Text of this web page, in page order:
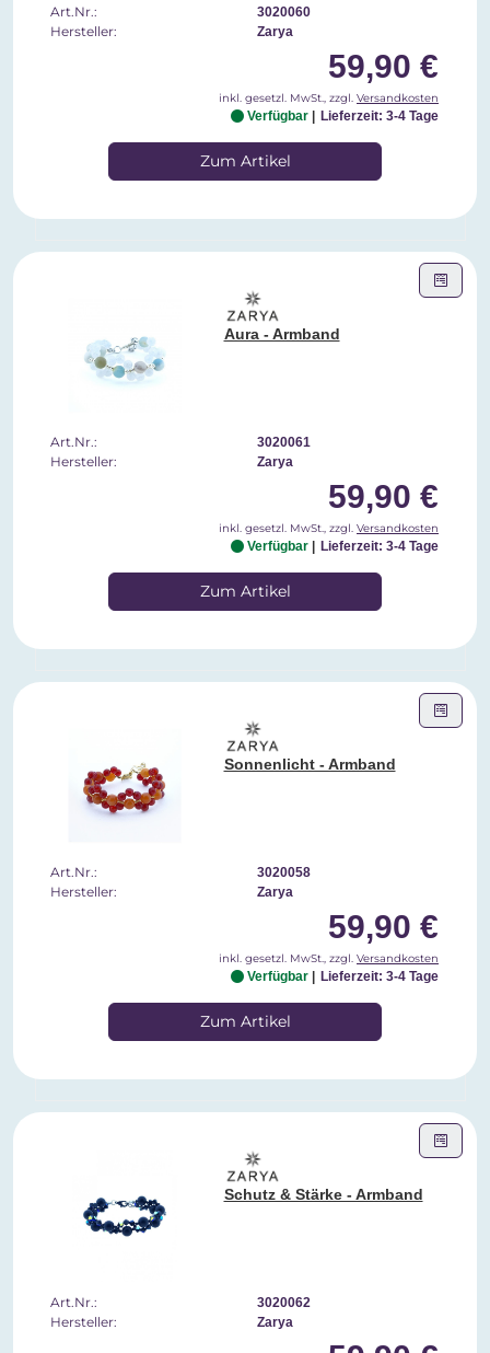
Art.Nr.: 3020060
Hersteller: Zarya
59,90 €
inkl. gesetzl. MwSt., zzgl. Versandkosten
Verfügbar Lieferzeit: 3-4 Tage
Zum Artikel
Aura - Armband
Art.Nr.: 3020061
Hersteller: Zarya
59,90 €
inkl. gesetzl. MwSt., zzgl. Versandkosten
Verfügbar Lieferzeit: 3-4 Tage
Zum Artikel
Sonnenlicht - Armband
Art.Nr.: 3020058
Hersteller: Zarya
59,90 €
inkl. gesetzl. MwSt., zzgl. Versandkosten
Verfügbar Lieferzeit: 3-4 Tage
Zum Artikel
Schutz & Stärke - Armband
Art.Nr.: 3020062
Hersteller: Zarya